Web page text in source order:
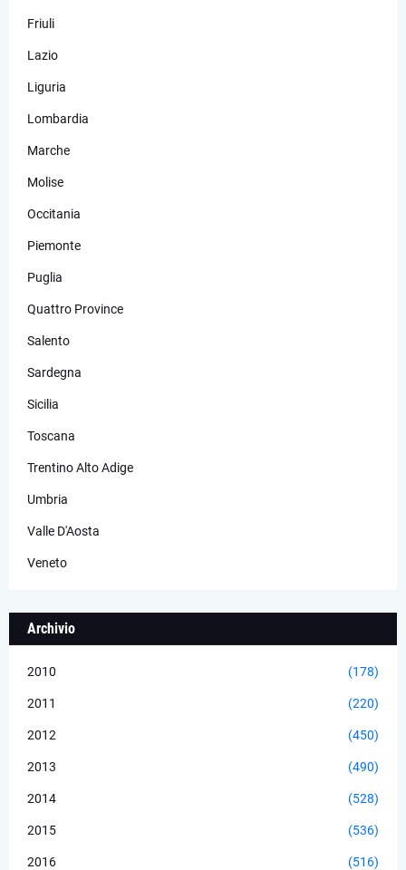
Friuli
Lazio
Liguria
Lombardia
Marche
Molise
Occitania
Piemonte
Puglia
Quattro Province
Salento
Sardegna
Sicilia
Toscana
Trentino Alto Adige
Umbria
Valle D'Aosta
Veneto
Archivio
2010 (178)
2011 (220)
2012 (450)
2013 (490)
2014 (528)
2015 (536)
2016 (516)